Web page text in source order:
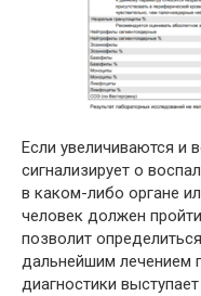
Если увеличиваются и
сигнализирует о
в каком-либо органе
человек должен
позволит
дальнейшим лечением
диагностики